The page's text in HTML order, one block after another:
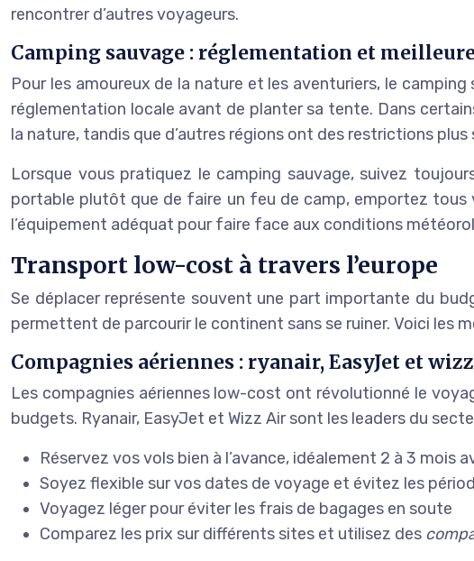
rencontrer d’autres voyageurs.
Camping sauvage : réglementation et
Pour les amoureux de la nature et les aventuriers, le
réglementation locale avant de planter sa tente. Dans
la nature, tandis que d’autres régions ont des restrictions
Lorsque vous pratiquez le camping sauvage, suivez
portable plutôt que de faire un feu de camp, emportez tous
l’équipement adéquat pour faire face aux conditions
Transport low-cost à travers l’europe
Se déplacer représente souvent une part importante du
permettent de parcourir le continent sans se ruiner. Voici les
Compagnies aériennes : ryanair, EasyJet et
Les compagnies aériennes low-cost ont révolutionné le
budgets. Ryanair, EasyJet et Wizz Air sont les leaders du
Réservez vos vols bien à l’avance, idéalement 2 à 3 mois
Soyez flexible sur vos dates de voyage et évitez les
Voyagez léger pour éviter les frais de bagages en soute
Comparez les prix sur différents sites et utilisez des